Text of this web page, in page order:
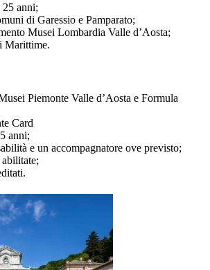
anni;
di Garessio e Pamparato;
Musei Lombardia Valle d’Aosta;
Marittime.
Piemonte Valle d’Aosta e Formula
Card
anni;
e un accompagnatore ove previsto;